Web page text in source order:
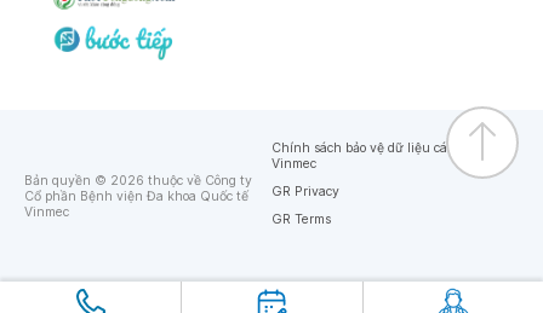
Bản quyền © 2026 thuộc về Công ty
Cổ phần Bệnh viện Đa khoa Quốc tế
Vinmec
Chính sách bảo vệ dữ liệu cá nhân của
Vinmec
GR Privacy
GR Terms